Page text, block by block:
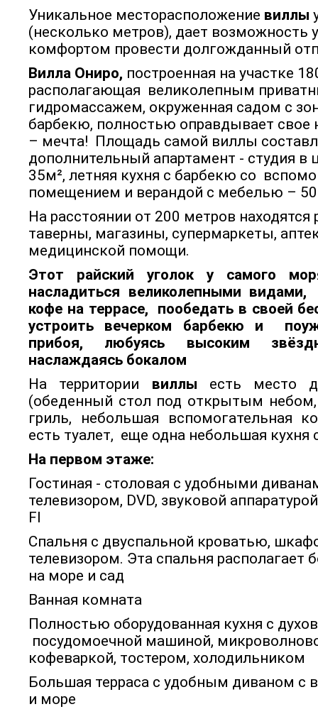
Уникальное месторасположение виллы
(несколько метров), дает возможность
комфортом провести долгожданный
Вилла Ониро, построенная на участке
располагающая великолепным
гидромассажем, окруженная садом с
барбекю, полностью оправдывает свое
– мечта! Площадь самой виллы
дополнительный апартамент - студия в
35м², летняя кухня с барбекю со
помещением и верандой с мебелью –
На расстоянии от 200 метров находятся
таверны, магазины, супермаркеты,
медицинской помощи.
Этот райский уголок у самого
насладиться великолепными видами,
кофе на террасе,
пообедать в своей
устроить вечерком барбекю и
прибоя, любуясь высоким
наслаждаясь бокалом
На территории виллы есть место
(обеденный стол под открытым
гриль, небольшая вспомогательная
есть туалет, еще одна небольшая кухня
На первом этаже:
Гостиная - столовая с удобными
телевизором, DVD, звуковой
FI
Спальня с двуспальной кроватью,
телевизором. Эта спальня
на море и сад
Ванная комната
Полностью оборудованная кухня с
посудомоечной машиной,
кофеваркой, тостером, холодильником
Большая терраса с удобным диваном с
и море